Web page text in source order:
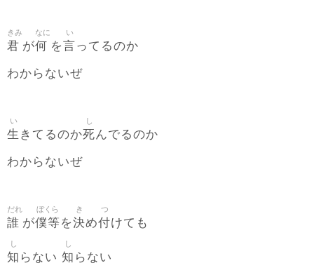
君
きみ
が何
なに
を言
い
ってるのか
わからないぜ
生
い
きてるのか死
し
んでるのか
わからないぜ
誰
だれ
が僕等
ぼくら
を決
き
め付
つ
けても
知
し
らない 知
し
らない